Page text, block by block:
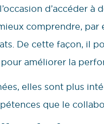
d’accéder
comprendre,
De cette façon, il
améliorer la
elles sont plus
que le